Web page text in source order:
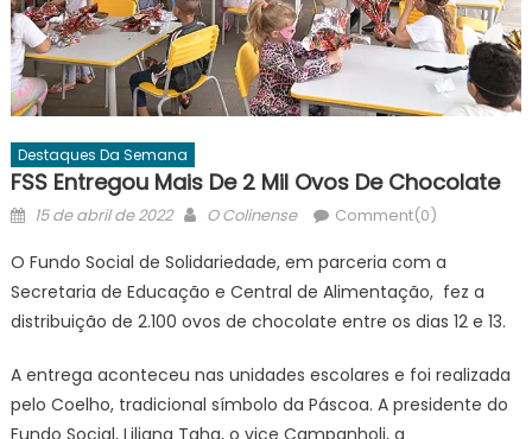
Destaques Da Semana
FSS Entregou Mais De 2 Mil Ovos De Chocolate
Posted
15 de abril de 2022 Author
O Colinense Comment(0)
O Fundo Social de Solidariedade, em parceria com a
Secretaria de Educação e Central de Alimentação, fez a
distribuição de 2.100 ovos de chocolate entre os dias 12 e 13.
A entrega aconteceu nas unidades escolares e foi realizada
pelo Coelho, tradicional símbolo da Páscoa. A presidente do
Fundo Social, Liliana Taha, o vice Campanholi, a